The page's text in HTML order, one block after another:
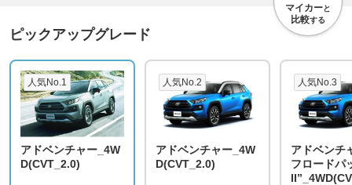
マイカーと
比較する
ピックアップグレード
人気No.1
アドベンチャー_4W
D(CVT_2.0)
人気No.2
アドベンチャー_4W
D(CVT_2.0)
人気No.3
アドベンチ
フロードパ